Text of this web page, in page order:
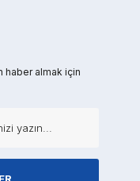
haber almak için